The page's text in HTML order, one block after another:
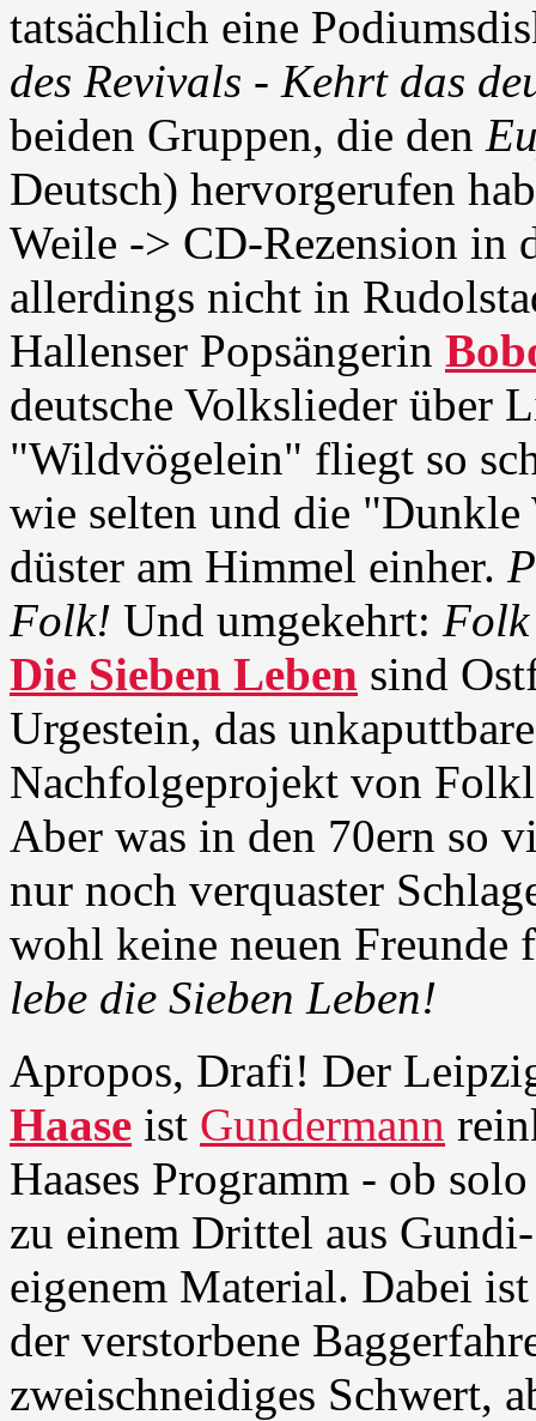
tatsächlich eine
des Revivals - Kehrt das
beiden Gruppen, die den
Deutsch) hervorgerufen
Weile -> CD-Rezension in
allerdings nicht in
Hallenser Popsängerin
deutsche Volkslieder über
"Wildvögelein" fliegt so
wie selten und die
düster am Himmel einher.
Folk! Und umgekehrt: Folk
Die Sieben Leben sind
Urgestein, das unkaputtbare
Nachfolgeprojekt von
Aber was in den 70ern so
nur noch verquaster
wohl keine neuen Freunde
lebe die Sieben Leben!
Apropos, Drafi! Der
Haase ist Gundermann
Haases Programm - ob
zu einem Drittel aus
eigenem Material. Dabei
der verstorbene
zweischneidiges Schwert,